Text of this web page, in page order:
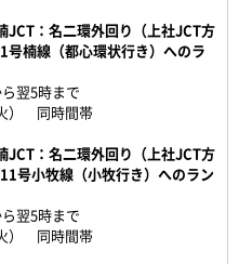
：名二環外回り（上社JCT方
号楠線（都心環状行き）へのラ
翌5時まで
） 同時間帯
：名二環外回り（上社JCT方
号小牧線（小牧行き）へのラン
翌5時まで
） 同時間帯